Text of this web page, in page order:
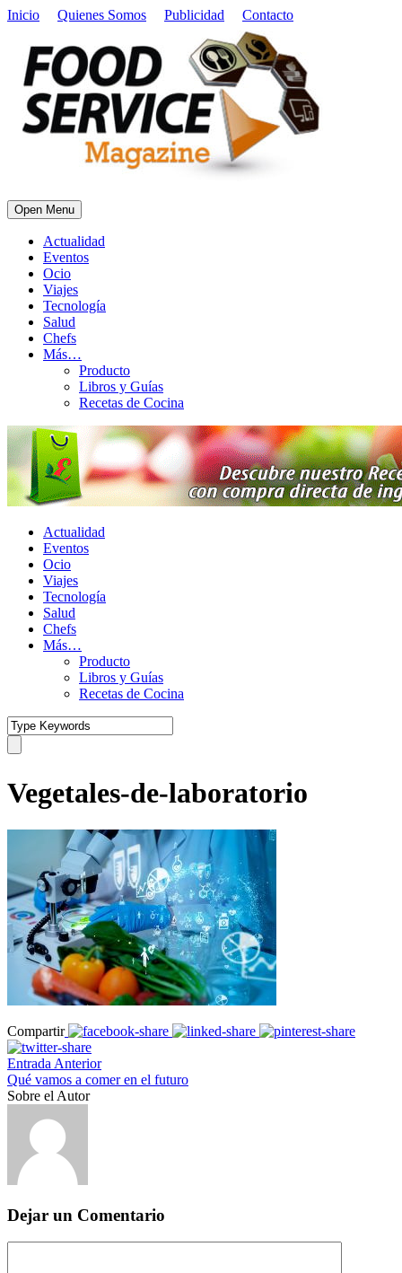
Inicio Quienes Somos Publicidad Contacto
Open Menu
Actualidad
Eventos
Ocio
Viajes
Tecnología
Salud
Chefs
Más…
Producto
Libros y Guías
Recetas de Cocina
Actualidad
Eventos
Ocio
Viajes
Tecnología
Salud
Chefs
Más…
Producto
Libros y Guías
Recetas de Cocina
Vegetales-de-laboratorio
Compartir
Entrada Anterior
Qué vamos a comer en el futuro
Sobre el Autor
Dejar un Comentario